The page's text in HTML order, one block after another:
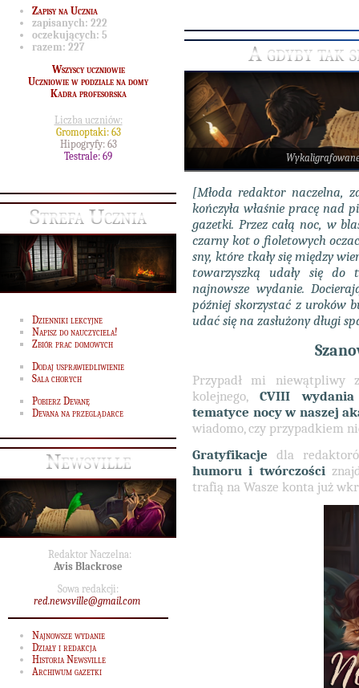
Zapisy na Ucznia
zapisanych: 222
oczekujących: 5
razem: 227
Wszyscy uczniowie
Uczniowie w podziale na domy
Kadra profesorska
Liczba uczniów:
Gromoptaki: 63
Hipogryfy: 63
Testrale: 69
Strefa Ucznia
Dzienniki lekcyjne
Napisz do nauczyciela!
Zbiór prac domowych
Dodaj usprawiedliwienie
Sala chorych
Pobierz Devanę
Devana na przeglądarce
Newsville
Redaktor Naczelna:
Avis Blackrose
Sowa redakcji:
red.newsville@gmail.com
Najnowsze wydanie
Działy i redakcja
Historia Newsville
Archiwum gazetki
A gdyby tak
[Młoda redaktor naczelna,
kończyła właśnie pracę nad
gazetki. Przez całą noc, w
czarny kot o fioletowych
sny, które tkały się między
towarzyszką udały się do
najnowsze wydanie.
później skorzystać z uroków
udać się na zasłużony długi
Przypadł mi niewątpliwy
kolejnego, CVIII wydania
tematyce nocy w naszej
wiadomo, czy przypadkiem
Gratyfikacje dla
humoru i twórczości
trafią na Wasze konta już